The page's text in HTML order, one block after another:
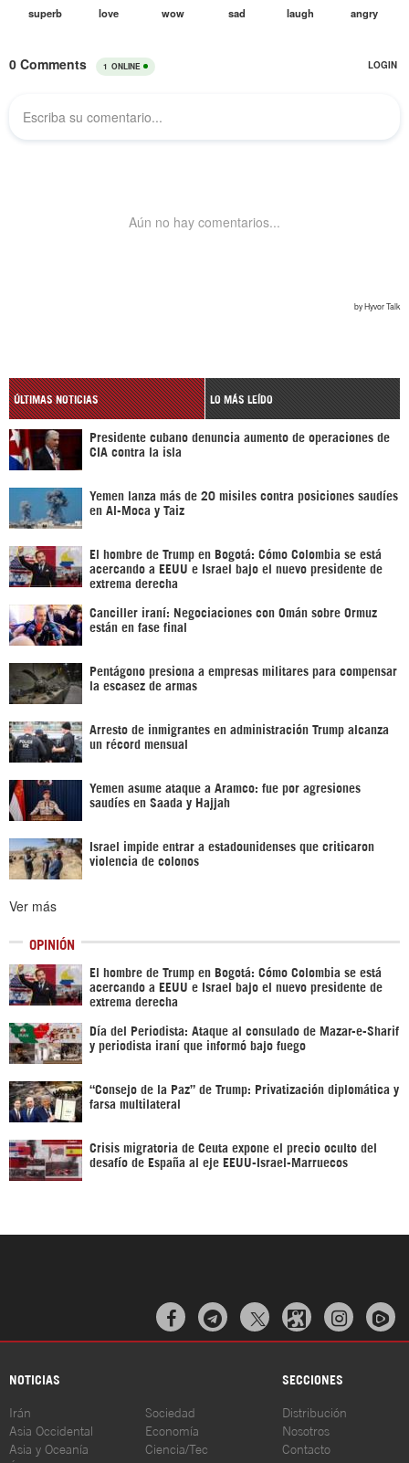
ÚLTIMAS NOTICIAS LO MÁS LEÍDO
Presidente cubano denuncia aumento de operaciones de
CIA contra la isla
Yemen lanza más de 20 misiles contra posiciones saudíes
en Al-Moca y Taiz
El hombre de Trump en Bogotá: Cómo Colombia se está
acercando a EEUU e Israel bajo el nuevo presidente de
extrema derecha
Canciller iraní: Negociaciones con Omán sobre Ormuz
están en fase final
Pentágono presiona a empresas militares para compensar
la escasez de armas
Arresto de inmigrantes en administración Trump alcanza
un récord mensual
Yemen asume ataque a Aramco: fue por agresiones
saudíes en Saada y Hajjah
Israel impide entrar a estadounidenses que criticaron
violencia de colonos
Ver más
OPINIÓN
El hombre de Trump en Bogotá: Cómo Colombia se está
acercando a EEUU e Israel bajo el nuevo presidente de
extrema derecha
Día del Periodista: Ataque al consulado de Mazar-e-Sharif
y periodista iraní que informó bajo fuego
“Consejo de la Paz” de Trump: Privatización diplomática y
farsa multilateral
Crisis migratoria de Ceuta expone el precio oculto del
desafío de España al eje EEUU-Israel-Marruecos
  
NOTICIAS SECCIONES
Irán
Asia Occidental
Asia y Oceanía
Sociedad
Economía
Ciencia/Tec
Distribución
Nosotros
Contacto